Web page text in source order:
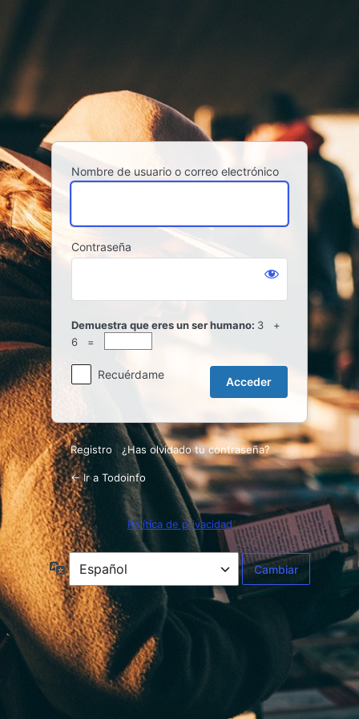
Nombre de usuario o correo electrónico
Contraseña
Demuestra que eres un ser humano: 3 +
6 =
Recuérdame
Registro ¿Has olvidado tu contraseña?
← Ir a Todoinfo
Política de privacidad
Idioma